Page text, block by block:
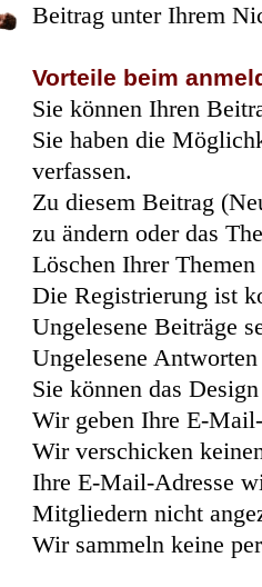
Beitrag unter Ihrem
Vorteile beim
Sie können Ihren
Sie haben die
verfassen.
Zu diesem Beitrag
zu ändern oder das
Löschen Ihrer
Die Registrierung ist
Ungelesene Beiträge
Ungelesene
Sie können das
Wir geben Ihre E-
Wir verschicken
Ihre E-Mail-Adresse
Mitgliedern nicht
Wir sammeln keine